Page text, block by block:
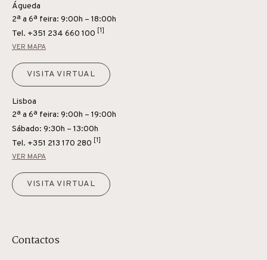
Águeda
2ª a 6ª feira: 9:00h – 18:00h
Tel. +351 234 660 100 [1]
VER MAPA
VISITA VIRTUAL
Lisboa
2ª a 6ª feira: 9:00h – 19:00h
Sábado: 9:30h – 13:00h
Tel. +351 213 170 280 [1]
VER MAPA
VISITA VIRTUAL
Contactos